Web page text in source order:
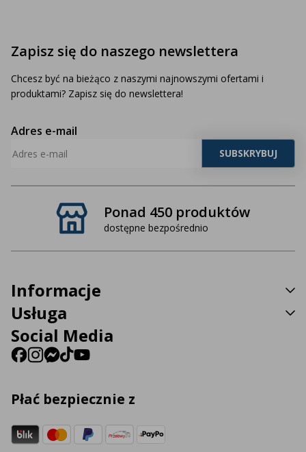
Ponad 450 produktów
dostępne bezpośrednio
Zapisz się do naszego newslettera
Chcesz być na bieżąco z naszymi najnowszymi ofertami i
produktami? Zapisz się do newslettera!
Adres e-mail
Informacje
Usługa
Social Media
Płać bezpiecznie z